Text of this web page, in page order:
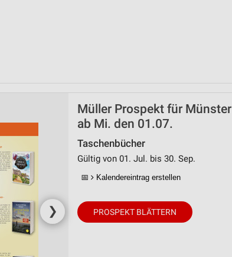
❯
Müller Prospekt für Münster
ab Mi. den 01.07.
Taschenbücher
Gültig von 01. Jul. bis 30. Sep.
📅 Kalendereintrag erstellen
PROSPEKT BLÄTTERN